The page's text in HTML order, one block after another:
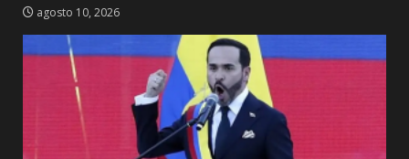
agosto 10, 2026